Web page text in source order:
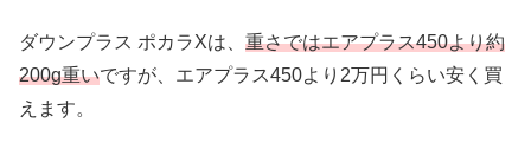
ダウンプラス ポカラXは、 重さではエアプラス450より約
200g重いですが、エアプラス450より2万円くらい安く買
えます。